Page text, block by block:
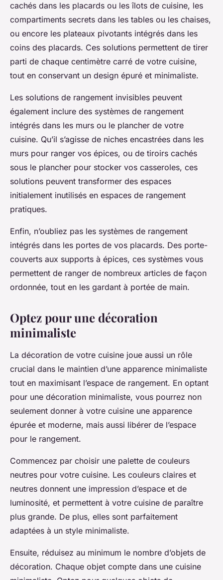
cachés dans les placards ou les îlots de cuisine, les
compartiments secrets dans les tables ou les chaises,
ou encore les plateaux pivotants intégrés dans les
coins des placards. Ces solutions permettent de tirer
parti de chaque centimètre carré de votre cuisine,
tout en conservant un design épuré et minimaliste.
Les solutions de rangement invisibles peuvent
également inclure des systèmes de rangement
intégrés dans les murs ou le plancher de votre
cuisine. Qu’il s’agisse de niches encastrées dans les
murs pour ranger vos épices, ou de tiroirs cachés
sous le plancher pour stocker vos casseroles, ces
solutions peuvent transformer des espaces
initialement inutilisés en espaces de rangement
pratiques.
Enfin, n’oubliez pas les systèmes de rangement
intégrés dans les portes de vos placards. Des porte-
couverts aux supports à épices, ces systèmes vous
permettent de ranger de nombreux articles de façon
ordonnée, tout en les gardant à portée de main.
Optez pour une décoration
minimaliste
La décoration de votre cuisine joue aussi un rôle
crucial dans le maintien d’une apparence minimaliste
tout en maximisant l’espace de rangement. En optant
pour une décoration minimaliste, vous pourrez non
seulement donner à votre cuisine une apparence
épurée et moderne, mais aussi libérer de l’espace
pour le rangement.
Commencez par choisir une palette de couleurs
neutres pour votre cuisine. Les couleurs claires et
neutres donnent une impression d’espace et de
luminosité, et permettent à votre cuisine de paraître
plus grande. De plus, elles sont parfaitement
adaptées à un style minimaliste.
Ensuite, réduisez au minimum le nombre d’objets de
décoration. Chaque objet compte dans une cuisine